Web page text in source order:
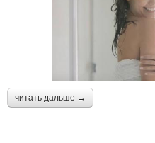
читать дальше →